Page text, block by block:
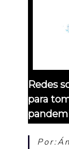
Redes
para